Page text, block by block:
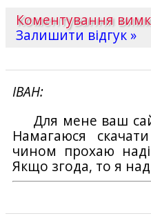
Коментування
Залишити відгук »
ІВАН
Для мене ваш
Намагаюся
чином прохаю
Якщо згода, то я